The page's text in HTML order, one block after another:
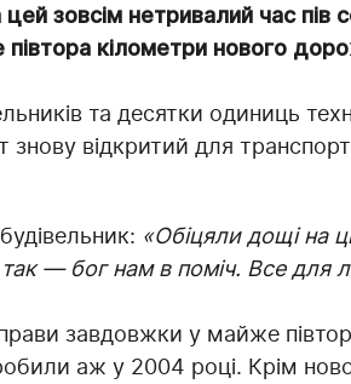
цей зовсім нетривалий час
кілометри нового
та десятки одиниць
знову відкритий для
«Обіцяли дощі на
— бог нам в поміч. Все для
завдовжки у майже
аж у 2004 році. Крім